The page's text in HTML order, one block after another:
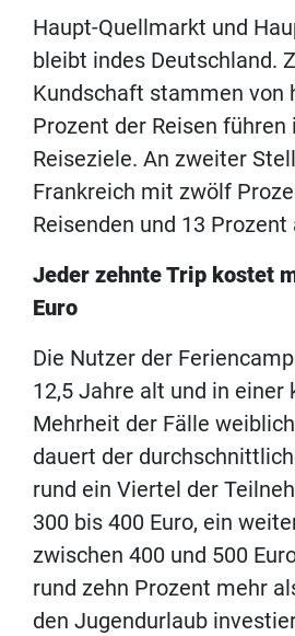
Haupt-Quellmarkt und
bleibt indes Deutschland.
Kundschaft stammen von
Prozent der Reisen führen
Reiseziele. An zweiter
Frankreich mit zwölf
Reisenden und 13
Jeder zehnte Trip kostet
Euro
Die Nutzer der
12,5 Jahre alt und in einer
Mehrheit der Fälle
dauert der
rund ein Viertel der
300 bis 400 Euro, ein
zwischen 400 und 500
rund zehn Prozent mehr
den Jugendurlaub